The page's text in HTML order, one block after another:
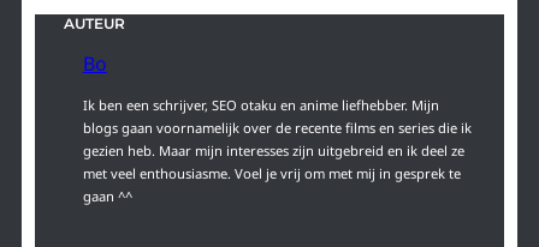
AUTEUR
Bo
Ik ben een schrijver, SEO otaku en anime liefhebber. Mijn
blogs gaan voornamelijk over de recente films en series die ik
gezien heb. Maar mijn interesses zijn uitgebreid en ik deel ze
met veel enthousiasme. Voel je vrij om met mij in gesprek te
gaan ^^